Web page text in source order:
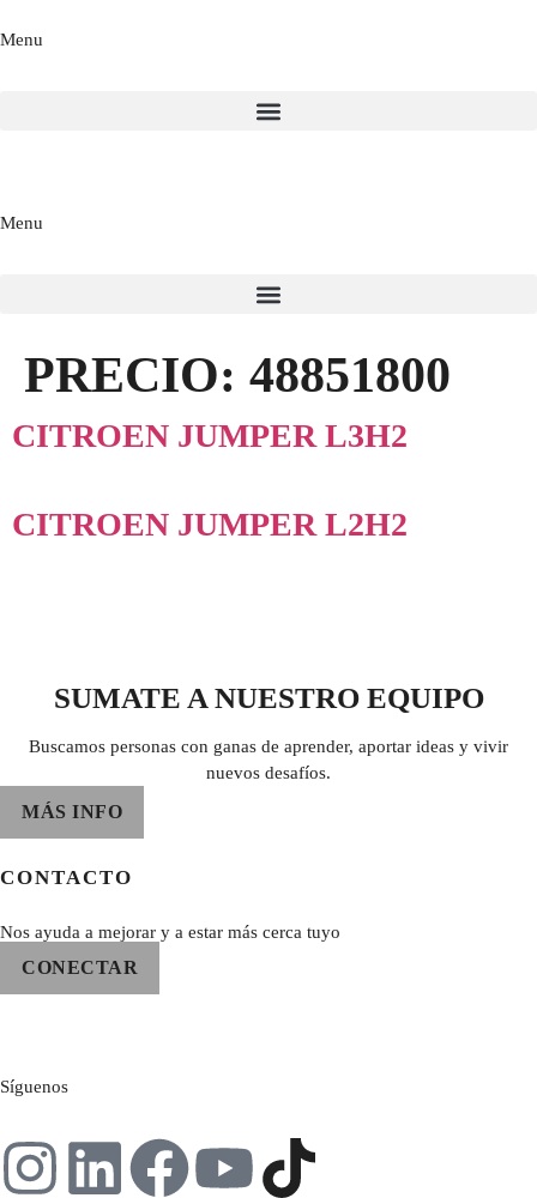
Menu
Menu
PRECIO: 48851800
CITROEN JUMPER L3H2
CITROEN JUMPER L2H2
SUMATE A NUESTRO EQUIPO
Buscamos personas con ganas de aprender, aportar ideas y vivir
nuevos desafíos.
MÁS INFO
CONTACTO
Nos ayuda a mejorar y a estar más cerca tuyo
CONECTAR
Síguenos